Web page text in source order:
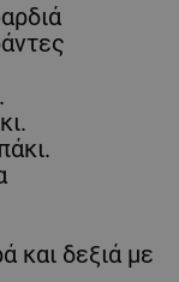
και δεξιά με